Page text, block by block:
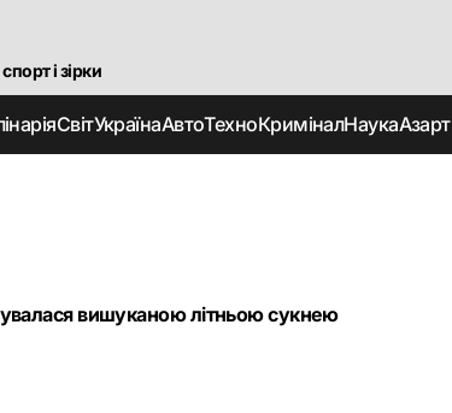
і зірки
СвітУкраїнаАвтоТехноКриміналНаукаАзарт
вишуканою літньою сукнею